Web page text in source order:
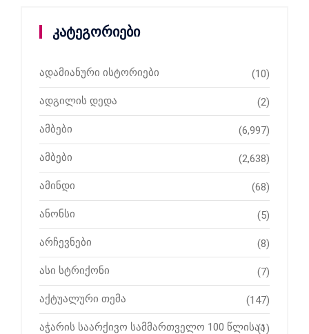
კატეგორიები
ადამიანური ისტორიები (10)
ადგილის დედა (2)
ამბები (6,997)
ამბები (2,638)
ამინდი (68)
ანონსი (5)
არჩევნები (8)
ასი სტრიქონი (7)
აქტუალური თემა (147)
აჭარის საარქივო სამმართველო 100 წლისაა
(1)